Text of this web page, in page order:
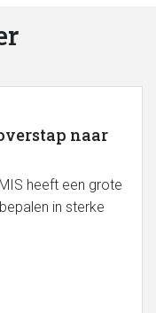
naar
heeft een grote
in sterke